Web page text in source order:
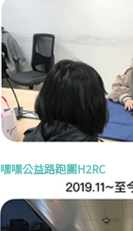
嘿嘿公益路跑團H2RC